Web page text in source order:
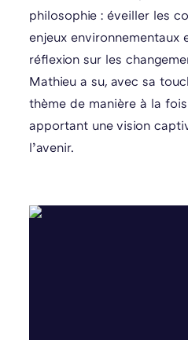
philosophie : éveiller les
enjeux environnementaux
réflexion sur les
Mathieu a su, avec sa
thème de manière à la
apportant une vision
l’avenir.